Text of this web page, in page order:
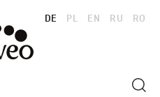
DE PL EN RU RO